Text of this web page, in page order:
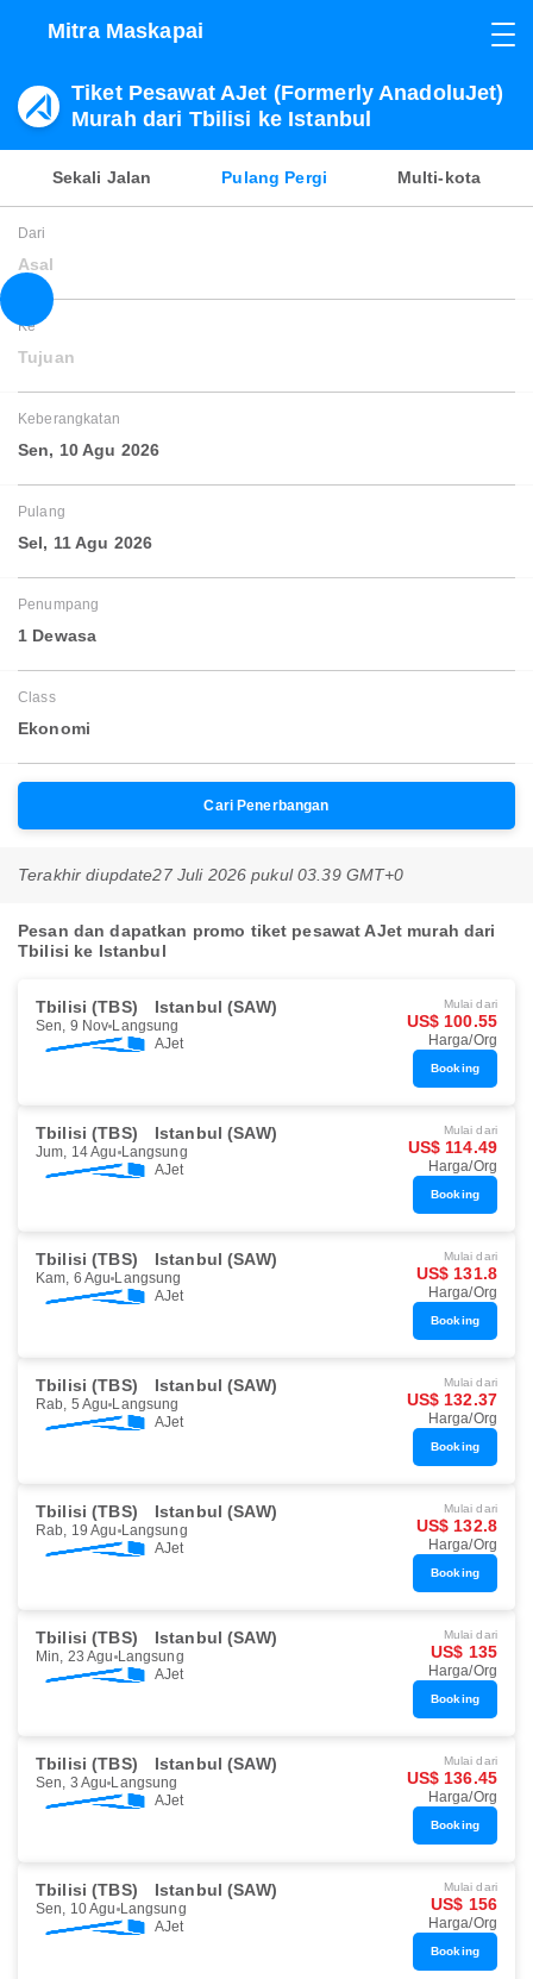
Mitra Maskapai
Tiket Pesawat AJet (Formerly AnadoluJet)
Murah dari Tbilisi ke Istanbul
Sekali Jalan Pulang Pergi Multi-kota
Dari
Asal
Ke
Tujuan
Keberangkatan
Sen, 10 Agu 2026
Pulang
Sel, 11 Agu 2026
Penumpang
1 Dewasa
Class
Ekonomi
Cari Penerbangan
Terakhir diupdate27 Juli 2026 pukul 03.39 GMT+0
Pesan dan dapatkan promo tiket pesawat AJet murah dari
Tbilisi ke Istanbul
Tbilisi (TBS) Istanbul (SAW)
Sen, 9 Nov Langsung
AJet
Mulai dari
US$ 100.55
Harga/Org
Booking
Tbilisi (TBS) Istanbul (SAW)
Jum, 14 Agu Langsung
AJet
Mulai dari
US$ 114.49
Harga/Org
Booking
Tbilisi (TBS) Istanbul (SAW)
Kam, 6 Agu Langsung
AJet
Mulai dari
US$ 131.8
Harga/Org
Booking
Tbilisi (TBS) Istanbul (SAW)
Rab, 5 Agu Langsung
AJet
Mulai dari
US$ 132.37
Harga/Org
Booking
Tbilisi (TBS) Istanbul (SAW)
Rab, 19 Agu Langsung
AJet
Mulai dari
US$ 132.8
Harga/Org
Booking
Tbilisi (TBS) Istanbul (SAW)
Min, 23 Agu Langsung
AJet
Mulai dari
US$ 135
Harga/Org
Booking
Tbilisi (TBS) Istanbul (SAW)
Sen, 3 Agu Langsung
AJet
Mulai dari
US$ 136.45
Harga/Org
Booking
Tbilisi (TBS) Istanbul (SAW)
Sen, 10 Agu Langsung
AJet
Mulai dari
US$ 156
Harga/Org
Booking